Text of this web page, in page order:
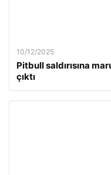
10/12/2025
Pitbull saldırısına
çıktı